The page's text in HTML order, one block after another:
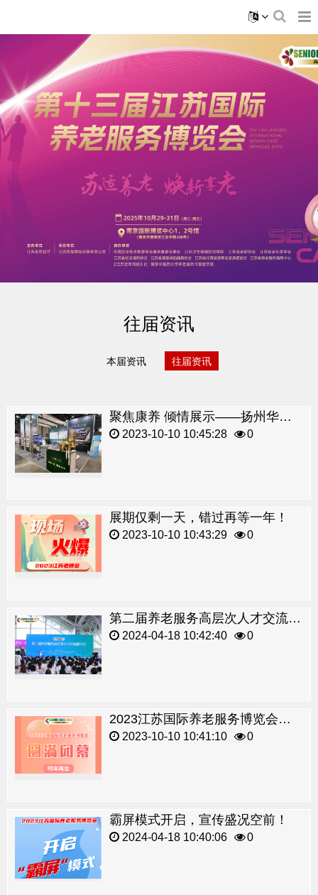
往届资讯
本届资讯 往届资讯
聚焦康养 倾情展示——扬州华建天瑞公馆亮相2023年江苏老博会！
2023-10-10 10:45:28 0
展期仅剩一天，错过再等一年！
2023-10-10 10:43:29 0
第二届养老服务高层次人才交流推介会顺利举行！
2024-04-18 10:42:40 0
2023江苏国际养老服务博览会圆满闭幕！
2023-10-10 10:41:10 0
霸屏模式开启，宣传盛况空前！
2024-04-18 10:40:06 0